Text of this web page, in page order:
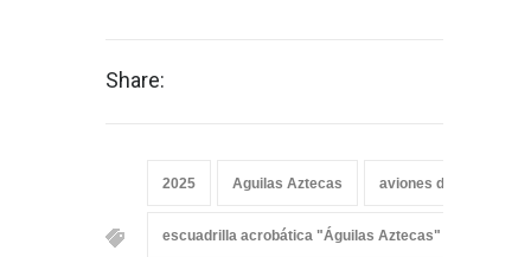
Share:
2025 Aguilas Aztecas aviones de la fuerza
escuadrilla acrobática "Águilas Aztecas"